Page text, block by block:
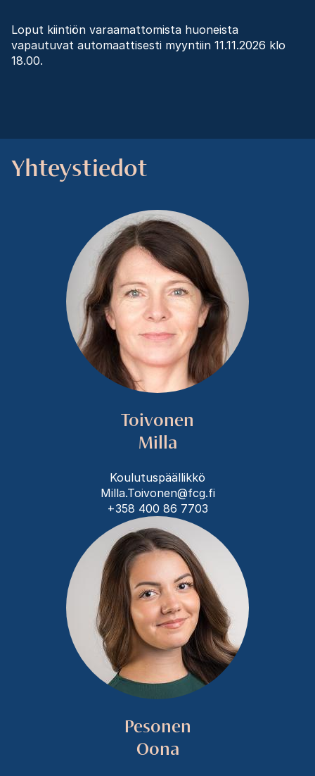
Loput kiintiön varaamattomista huoneista
vapautuvat automaattisesti myyntiin 11.11.2026 klo
18.00.
Yhteystiedot
Toivonen
Milla
Koulutuspäällikkö
Milla.Toivonen@fcg.fi
+358 400 86 7703
Pesonen
Oona